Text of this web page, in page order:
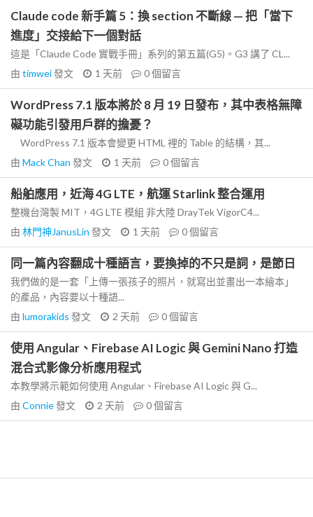
Claude code 新手篇 5：換 section 不斷線 — 把「當下
進度」交接給下一個對話
這是「Claude Code 實戰手冊」系列的第五篇(G5)。G3 講了 CL...
由 timwei發文 1 天前 0個留言
WordPress 7.1 版本將於 8 月 19 日發布，其中表格無障
礙功能引發用戶群的擔憂？
WordPress 7.1 版本會變更 HTML 裡的 Table 的結構，其...
由 Mack Chan 發文 1 天前 0個留言
船舶應用，近海 4G LTE，航運 Starlink 整合運用
整機台灣製 MIT，4G LTE 模組 非大陸 DrayTek VigorC4...
由 林門神JanusLin 發文 1 天前 0個留言
同一篇內容翻成十種語言，要換掉的不只是詞，是節日
我們做的是一套「上傳一張孩子的照片，就寫出並畫出一本繪本」
的產品，內容要以十種語...
由 lumorakids 發文 2 天前 0個留言
使用 Angular、Firebase AI Logic 與 Gemini Nano 打造
混合式影像分析應用程式
本教學將示範如何使用 Angular、Firebase AI Logic 與 G...
由 Connie發文 2 天前 0個留言